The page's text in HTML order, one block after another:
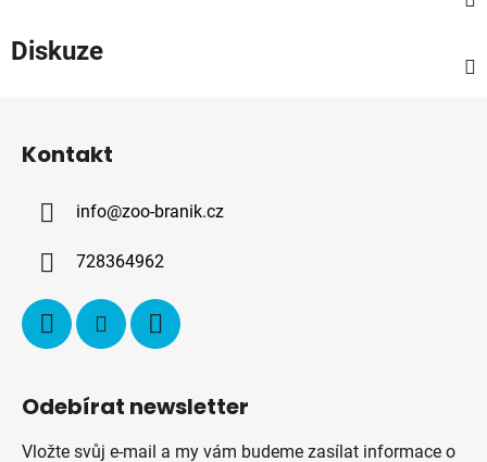
Diskuze
Kontakt
info@zoo-branik.cz
728364962
Odebírat newsletter
Vložte svůj e-mail a my vám budeme zasílat informace o